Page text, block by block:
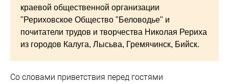
краевой общественной организации
"Рериховское Общество "Беловодье" и
почитатели трудов и творчества Николая Рериха
из городов Калуга, Лысьва, Гремячинск, Бийск.
Со словами приветствия перед гостями